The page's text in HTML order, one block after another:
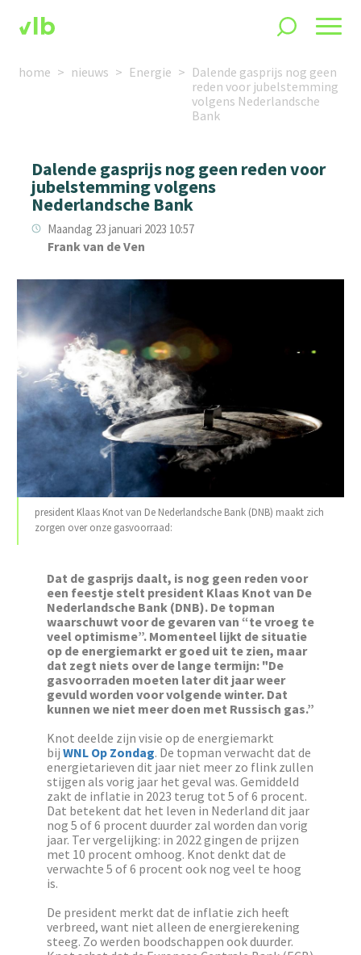
home nieuws Energie
Dalende gasprijs nog geen
reden voor jubelstemming
volgens Nederlandsche
Bank
Dalende gasprijs nog geen reden voor
jubelstemming volgens
Nederlandsche Bank
Maandag 23 januari 2023 10:57
Frank van de Ven
president Klaas Knot van De Nederlandsche Bank (DNB) maakt zich
zorgen over onze gasvoorraad:
Dat de gasprijs daalt, is nog geen reden voor
een feestje stelt president Klaas Knot van De
Nederlandsche Bank (DNB). De topman
waarschuwt voor de gevaren van “te vroeg te
veel optimisme”. Momenteel lijkt de situatie
op de energiemarkt er goed uit te zien, maar
dat zegt niets over de lange termijn: "De
gasvoorraden moeten later dit jaar weer
gevuld worden voor volgende winter. Dat
kunnen we niet meer doen met Russisch gas.”
Knot deelde zijn visie op de energiemarkt
bij WNL Op Zondag. De topman verwacht dat de
energietarieven dit jaar niet meer zo flink zullen
stijgen als vorig jaar het geval was. Gemiddeld
zakt de inflatie in 2023 terug tot 5 of 6 procent.
Dat betekent dat het leven in Nederland dit jaar
nog 5 of 6 procent duurder zal worden dan vorig
jaar. Ter vergelijking: in 2022 gingen de prijzen
met 10 procent omhoog. Knot denkt dat de
verwachte 5 of 6 procent ook nog veel te hoog
is.
De president merkt dat de inflatie zich heeft
verbreed, want niet alleen de energierekening
steeg. Zo werden boodschappen ook duurder.